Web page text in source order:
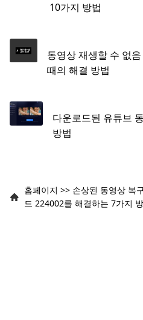
10가지 방법
동영상 재생할 수 없
때의 해결 방법
다운로드된 유튜브
방법
홈페이지 >> 손상된 동영상 복
드 224002를 해결하는 7가지